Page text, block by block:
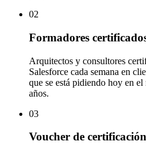
02
Formadores
Arquitectos y consultores
Salesforce cada semana en
que se está pidiendo hoy en
años.
03
Voucher de